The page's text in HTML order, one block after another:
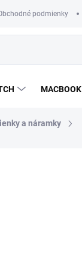
podmienky
MACBOOK
a náramky